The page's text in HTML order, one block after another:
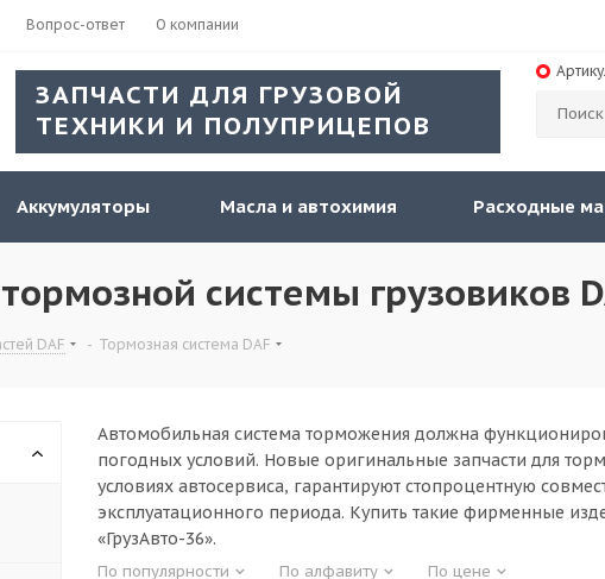
Вопрос-ответ О компании
ЗАПЧАСТИ ДЛЯ ГРУЗОВОЙ
ТЕХНИКИ И ПОЛУПРИЦЕПОВ
Аккумуляторы Масла и автохимия Расходные
системы грузовиков
DAF - Тормозная система DAF
Автомобильная система торможения должна
погодных условий. Новые оригинальные запчасти для
условиях автосервиса, гарантируют стопроцентную
эксплуатационного периода. Купить такие фирменные
«ГрузАвто-36».
По популярности По алфавиту По цене